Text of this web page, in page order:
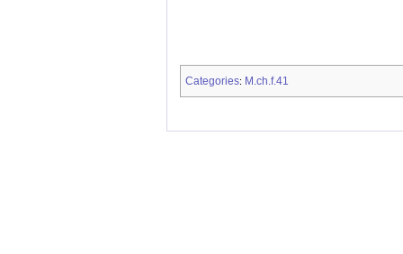
Categories: M.ch.f.41